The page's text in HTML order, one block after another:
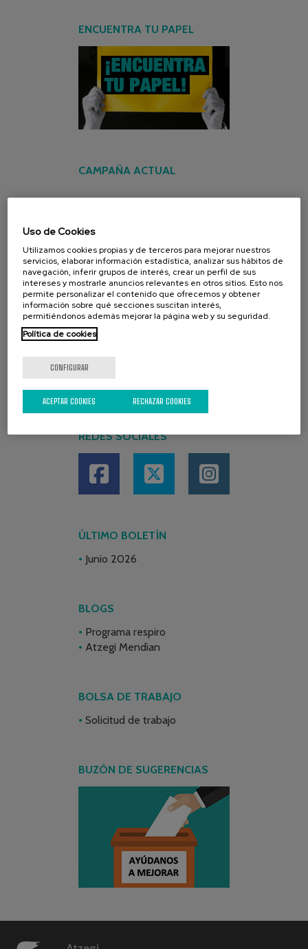
ENCUENTRA TU PAPEL
CAMPAÑA ACTUAL
REDES SOCIALES
ÚLTIMO BOLETÍN
Junio 2026
BLOGS
Programa respiro
Atzegi Mendian
BOLSA DE TRABAJO
Solicitud de trabajo
BUZÓN DE SUGERENCIAS
Uso de Cookies
Utilizamos cookies propias y de terceros para mejorar nuestros
servicios, elaborar información estadística, analizar sus hábitos de
navegación, inferir grupos de interés, crear un perfil de sus
intereses y mostrarle anuncios relevantes en otros sitios. Esto nos
permite personalizar el contenido que ofrecemos y obtener
información sobre qué secciones suscitan interés,
permitiéndonos además mejorar la página web y su seguridad.
Política de cookies
CONFIGURAR
RECHAZAR COOKIES
ACEPTAR COOKIES